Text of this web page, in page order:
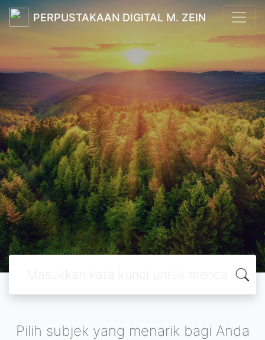
PERPUSTAKAAN DIGITAL M. ZEIN
Pilih subjek yang menarik bagi Anda